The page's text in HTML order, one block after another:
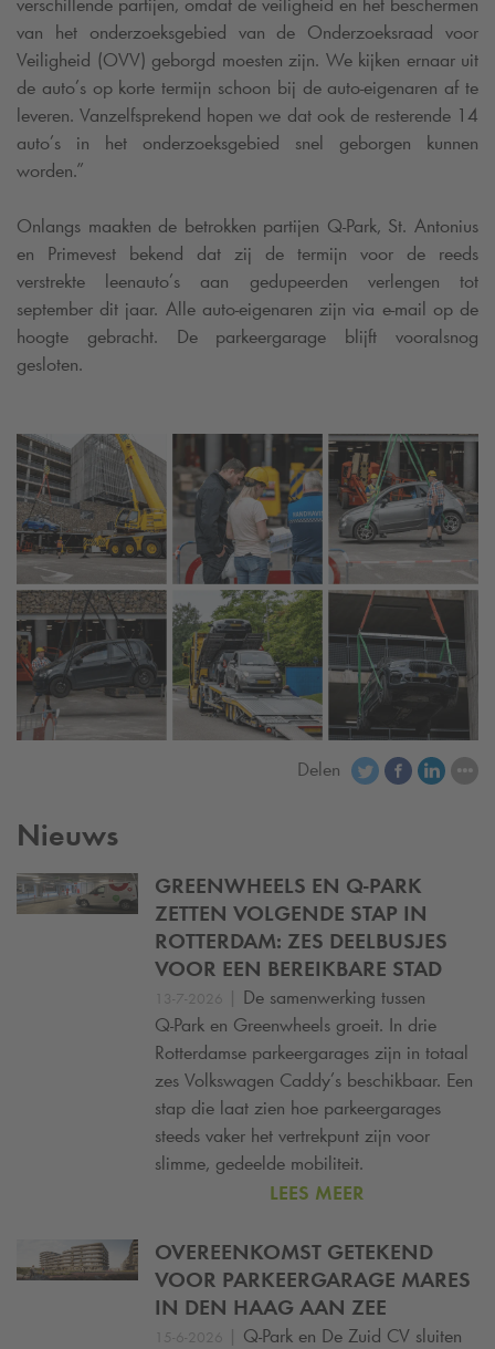
van het onderzoeksgebied van de Onderzoeksraad voor
Veiligheid (OVV) geborgd moesten zijn. We kijken ernaar uit
de auto’s op korte termijn schoon bij de auto-eigenaren af te
leveren. Vanzelfsprekend hopen we dat ook de resterende 14
auto’s in het onderzoeksgebied snel geborgen kunnen
worden.”
Onlangs maakten de betrokken partijen Q-Park, St. Antonius
en Primevest bekend dat zij de termijn voor de reeds
verstrekte leenauto’s aan gedupeerden verlengen tot
september dit jaar. Alle auto-eigenaren zijn via e-mail op de
hoogte gebracht. De parkeergarage blijft vooralsnog
gesloten.
Delen
Nieuws
GREENWHEELS EN Q-PARK
ZETTEN VOLGENDE STAP IN
ROTTERDAM: ZES DEELBUSJES
VOOR EEN BEREIKBARE STAD
13-7-2026 | De samenwerking tussen
Q-Park en Greenwheels groeit. In drie
Rotterdamse parkeergarages zijn in totaal
zes Volkswagen Caddy’s beschikbaar. Een
stap die laat zien hoe parkeergarages
steeds vaker het vertrekpunt zijn voor
slimme, gedeelde mobiliteit.
LEES MEER
OVEREENKOMST GETEKEND
VOOR PARKEERGARAGE MARES
IN DEN HAAG AAN ZEE
15-6-2026 | Q-Park en De Zuid CV sluiten